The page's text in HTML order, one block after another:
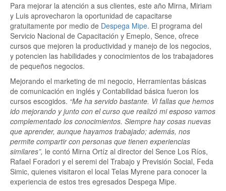
Para mejorar la atención a sus clientes, este año Mirna, Miriam
y Luis aprovecharon la oportunidad de capacitarse
gratuitamente por medio de Despega Mipe. El programa del
Servicio Nacional de Capacitación y Emeplo, Sence, ofrece
cursos que mejoren la productividad y manejo de los negocios,
y potencien las habilidades y conocimientos de los trabajadores
de pequeños negocios.
Mejorando el marketing de mi negocio, Herramientas básicas
de comunicación en inglés y Contabilidad básica fueron los
cursos escogidos. “Me ha servido bastante. Vi fallas que hemos
ido mejorando y junto con el curso que realizó mi esposo vamos
complementado los conocimientos. Siempre hay cosas nuevas
que aprender, aunque hayamos trabajado; además, nos
permite compartir con personas que tienen experiencias
similares”, le contó Mirna Ortíz al director del Sence Los Ríos,
Rafael Foradori y el seremi del Trabajo y Previsión Social, Feda
Simic, quienes visitaron el local Telas Myrene para conocer la
experiencia de estos tres egresados Despega Mipe.